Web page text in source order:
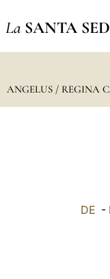
La SANTA
ANGELUS / REGINA
DE -